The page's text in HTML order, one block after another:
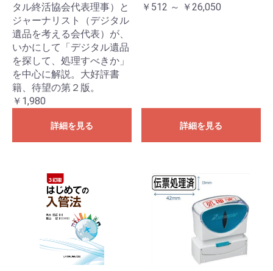
タル終活協会代表理事）と
ジャーナリスト（デジタル
遺品を考える会代表）が、
いかにして「デジタル遺品
を探して、処理すべきか」
を中心に解説。大好評書
籍、待望の第２版。
￥1,980
詳細を見る
￥512 ～ ￥26,050
詳細を見る